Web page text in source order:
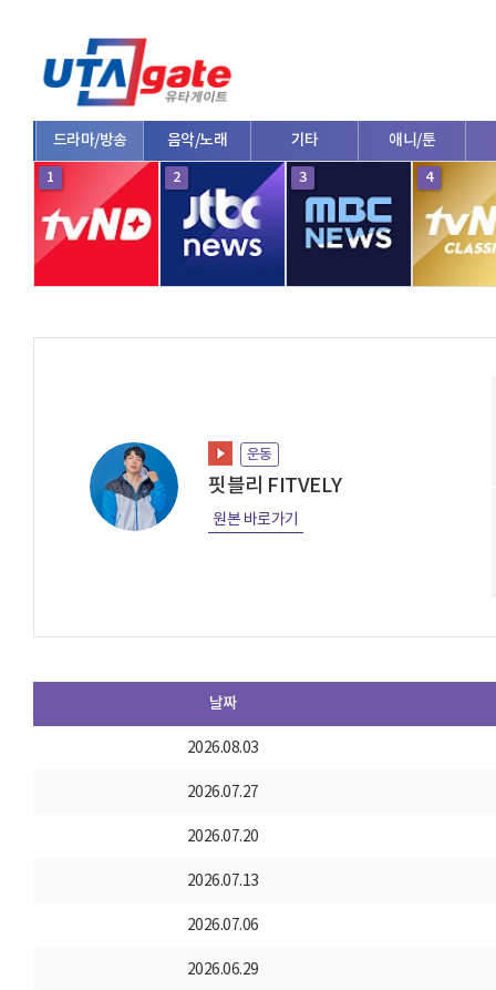
드라마/방송 음악/노래 기타 애니/툰
1 2 3 4
운동
핏블리 FITVELY
원본 바로가기
날짜
2026.08.03
2026.07.27
2026.07.20
2026.07.13
2026.07.06
2026.06.29